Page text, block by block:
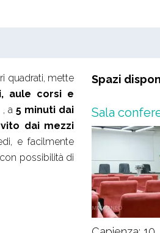
quadrati, mette
aule corsi e
, a5 minuti dai
dai mezzi
e facilmente
possibilità di
Spazi
Sala